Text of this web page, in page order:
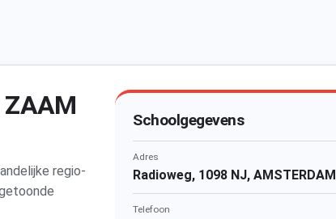
regio-
Schoolgegevens
Adres
Radioweg, 1098 NJ, AMSTERDAM
Telefoon